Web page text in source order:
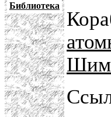
Библиотека